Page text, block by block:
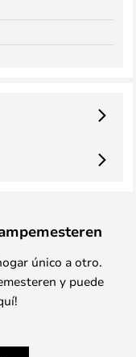
único a otro.
y puede